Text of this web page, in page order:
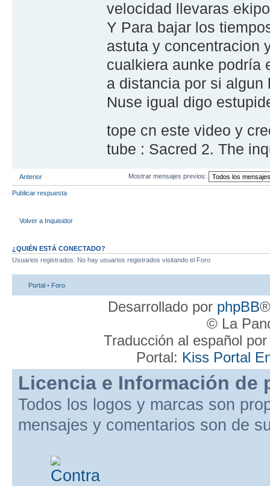
velocidad llevaras
Y Para bajar los
astuta y concentracion
cualkiera aunke podría
a distancia por si
Nuse igual digo
tope cn este video y
tube : Sacred 2. The
Anterior Mostrar mensajes previos:
Publicar respuesta
Volver a Inquisidor
¿QUIÉN ESTÁ CONECTADO?
Usuarios registrados: No hay usuarios registrados visitando el Foro
Portal • Foro
Desarrollado por phpBB
© La
Traducción al español
Portal: Kiss Portal
Licencia e Información de
Todos los logos y marcas son
mensajes y comentarios son de